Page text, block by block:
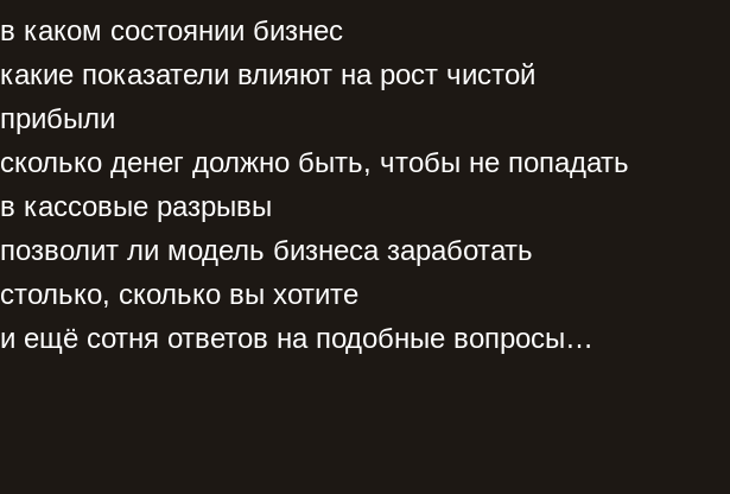
в каком состоянии бизнес
какие показатели влияют на рост чистой
прибыли
сколько денег должно быть, чтобы не попадать
в кассовые разрывы
позволит ли модель бизнеса заработать
столько, сколько вы хотите
и ещё сотня ответов на подобные вопросы…